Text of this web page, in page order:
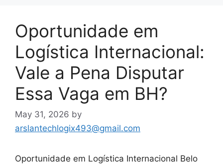
Oportunidade em
Logística Internacional:
Vale a Pena Disputar
Essa Vaga em BH?
May 31, 2026 by
arslantechlogix493@gmail.com
Oportunidade em Logística Internacional Belo